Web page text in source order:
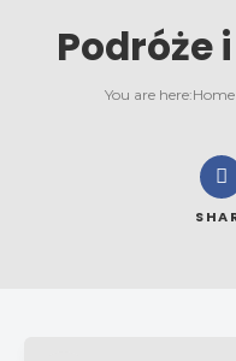
Podróże
You are here:Home